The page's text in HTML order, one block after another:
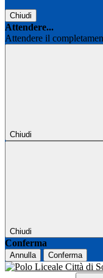
Chiudi
Attendere...
Attendere il
Chiudi
Chiudi
Conferma
Annulla Conferma